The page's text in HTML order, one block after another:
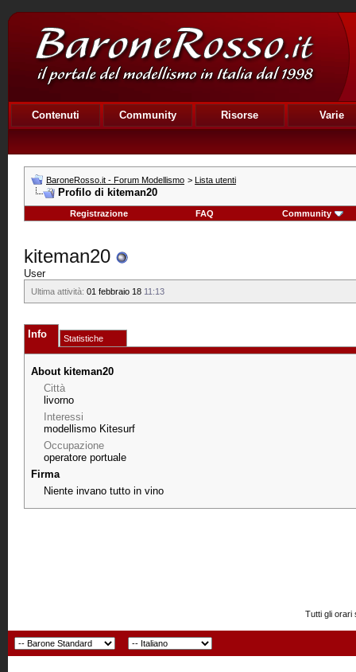
Contenuti Community Risorse Varie
BaroneRosso.it - Forum Modellismo > Lista utenti
Profilo di kiteman20
Registrazione FAQ Community
kiteman20
User
Ultima attività: 01 febbraio 18 11:13
Info Statistiche
About kiteman20
Città
livorno
Interessi
modellismo Kitesurf
Occupazione
operatore portuale
Firma
Niente invano tutto in vino
Tutti gli orari